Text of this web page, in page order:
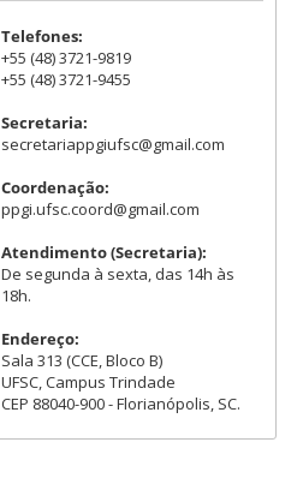
Telefones:
+55 (48) 3721-9819
+55 (48) 3721-9455
Secretaria:
secretariappgiufsc@gmail.com
Coordenação:
ppgi.ufsc.coord@gmail.com
Atendimento (Secretaria):
De segunda à sexta, das 14h às
18h.
Endereço:
Sala 313 (CCE, Bloco B)
UFSC, Campus Trindade
CEP 88040-900 - Florianópolis, SC.